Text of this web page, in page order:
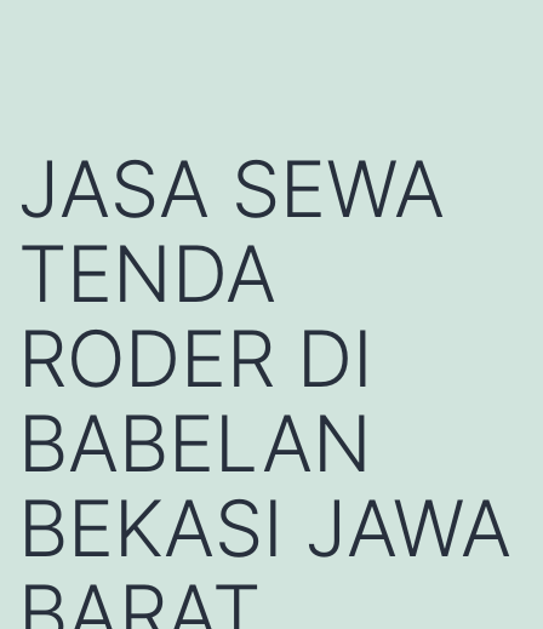
JASA SEWA
TENDA
RODER DI
BABELAN
BEKASI JAWA